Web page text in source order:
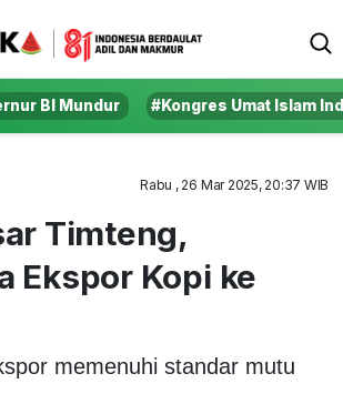
BI Mundur #Kongres Umat Islam
Rabu , 26 Mar 2025, 20:37 WIB
Timteng,
Ekspor Kopi ke
memenuhi standar mutu